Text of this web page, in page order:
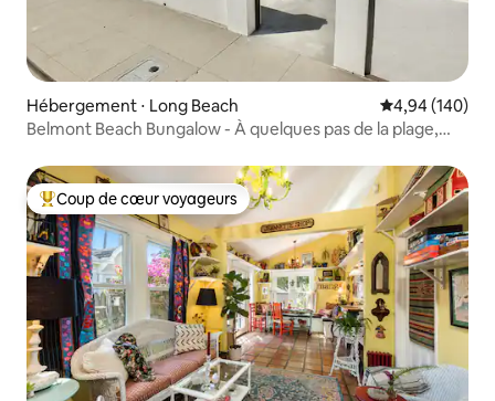
Hébergement ⋅ Long Beach Évaluation
4,94 (140)
Belmont Beach Bungalow - À quelques pas de la plage,
Coups de cœur voyageurs les plus appréciés
Coup de cœur voyageurs